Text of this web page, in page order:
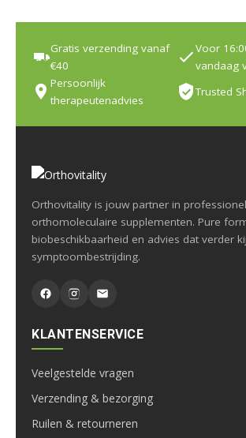
Gratis verzending vanaf
€40
Voor
vandaag
Persoonlijk
therapeutenadvies
Trusted
Orthovitality is jouw partner in
orthomoleculaire supplementen. Pure
biobeschikbaarheid en advies dat verder
symptoombestrijding.
KLANTENSERVICE
Veelgestelde vragen
Verzending & bezorging
Ruilen & retourneren